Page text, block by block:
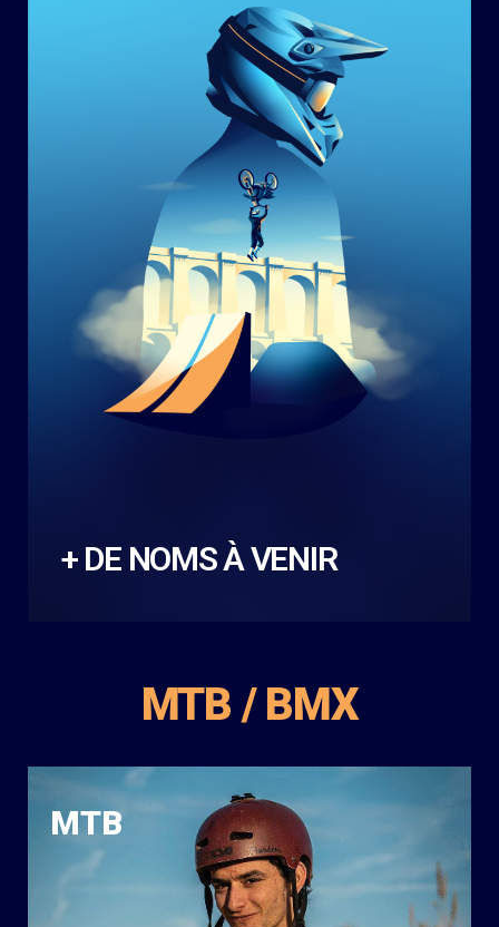
+ DE NOMS À VENIR
MTB / BMX
MTB